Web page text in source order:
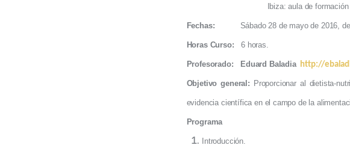
Ibiza: aula de formación
Fechas: Sábado 28 de mayo de 2016, de
Horas Curso: 6 horas.
Profesorado: Eduard Baladia http://
Objetivo general: Proporcionar al dietista-
evidencia científica en el campo de la
Programa
Introducción.